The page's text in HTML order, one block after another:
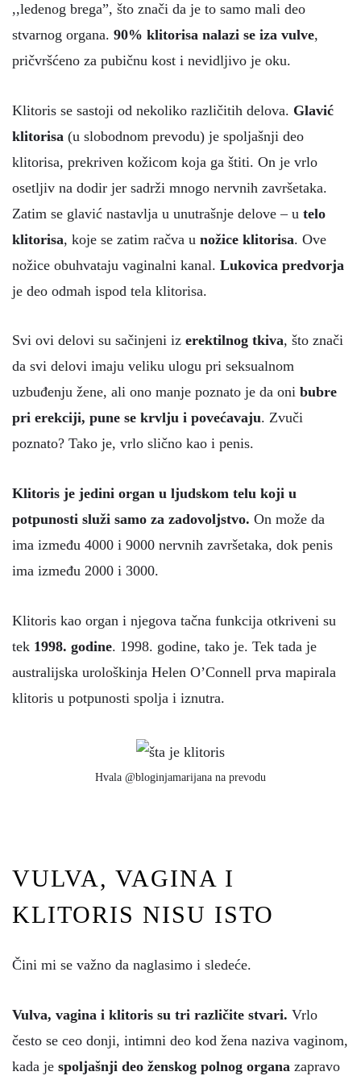
,,ledenog brega”, što znači da je to samo mali deo
stvarnog organa. 90% klitorisa nalazi se iza vulve,
pričvršćeno za pubičnu kost i nevidljivo je oku.
Klitoris se sastoji od nekoliko različitih delova. Glavić
klitorisa (u slobodnom prevodu) je spoljašnji deo
klitorisa, prekriven kožicom koja ga štiti. On je vrlo
osetljiv na dodir jer sadrži mnogo nervnih završetaka.
Zatim se glavić nastavlja u unutrašnje delove – u telo
klitorisa, koje se zatim račva u nožice klitorisa. Ove
nožice obuhvataju vaginalni kanal. Lukovica predvorja
je deo odmah ispod tela klitorisa.
Svi ovi delovi su sačinjeni iz erektilnog tkiva, što znači
da svi delovi imaju veliku ulogu pri seksualnom
uzbuđenju žene, ali ono manje poznato je da oni bubre
pri erekciji, pune se krvlju i povećavaju. Zvuči
poznato? Tako je, vrlo slično kao i penis.
Klitoris je jedini organ u ljudskom telu koji u
potpunosti služi samo za zadovoljstvo. On može da
ima između 4000 i 9000 nervnih završetaka, dok penis
ima između 2000 i 3000.
Klitoris kao organ i njegova tačna funkcija otkriveni su
tek 1998. godine. 1998. godine, tako je. Tek tada je
australijska urološkinja Helen O’Connell prva mapirala
klitoris u potpunosti spolja i iznutra.
Hvala @bloginjamarijana na prevodu
VULVA, VAGINA I
KLITORIS NISU ISTO
Čini mi se važno da naglasimo i sledeće.
Vulva, vagina i klitoris su tri različite stvari. Vrlo
često se ceo donji, intimni deo kod žena naziva vaginom,
kada je spoljašnji deo ženskog polnog organa zapravo